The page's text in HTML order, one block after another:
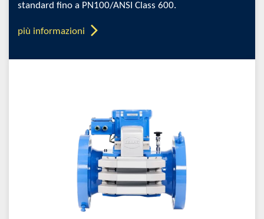
standard fino a PN100/ANSI Class 600.
più informazioni